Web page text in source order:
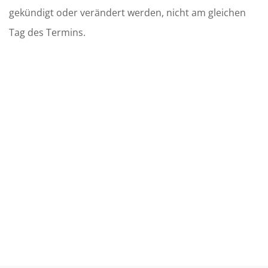
gekündigt oder verändert werden, nicht am gleichen
Tag des Termins.